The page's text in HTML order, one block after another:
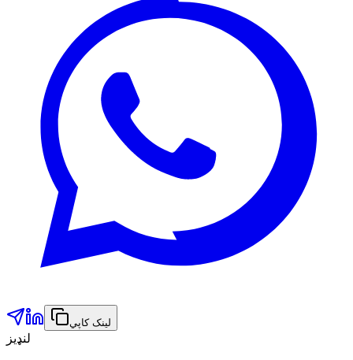
لینک کاپي
لنډیز